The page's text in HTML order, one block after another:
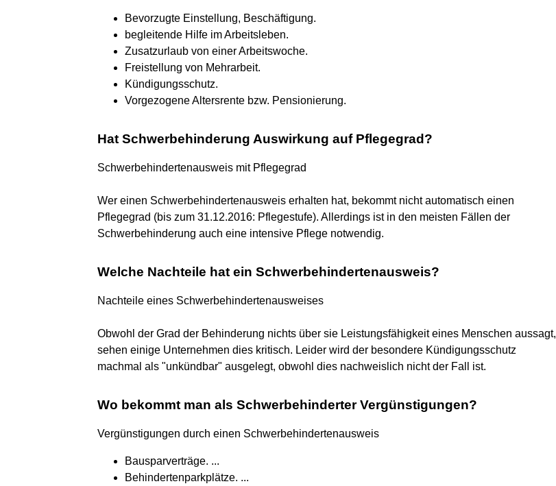
Bevorzugte Einstellung, Beschäftigung.
begleitende Hilfe im Arbeitsleben.
Zusatzurlaub von einer Arbeitswoche.
Freistellung von Mehrarbeit.
Kündigungsschutz.
Vorgezogene Altersrente bzw. Pensionierung.
Hat Schwerbehinderung Auswirkung auf Pflegegrad?
Schwerbehindertenausweis mit Pflegegrad
Wer einen Schwerbehindertenausweis erhalten hat, bekommt nicht automatisch einen
Pflegegrad (bis zum 31.12.2016: Pflegestufe). Allerdings ist in den meisten Fällen der
Schwerbehinderung auch eine intensive Pflege notwendig.
Welche Nachteile hat ein Schwerbehindertenausweis?
Nachteile eines Schwerbehindertenausweises
Obwohl der Grad der Behinderung nichts über sie Leistungsfähigkeit eines Menschen aussagt,
sehen einige Unternehmen dies kritisch. Leider wird der besondere Kündigungsschutz
machmal als "unkündbar" ausgelegt, obwohl dies nachweislich nicht der Fall ist.
Wo bekommt man als Schwerbehinderter Vergünstigungen?
Vergünstigungen durch einen Schwerbehindertenausweis
Bausparverträge. ...
Behindertenparkplätze. ...